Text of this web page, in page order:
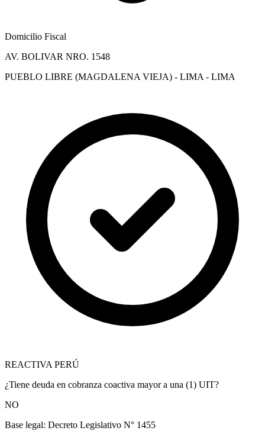
Domicilio Fiscal
AV. BOLIVAR NRO. 1548
PUEBLO LIBRE (MAGDALENA VIEJA) - LIMA - LIMA
REACTIVA PERÚ
¿Tiene deuda en cobranza coactiva mayor a una (1) UIT?
NO
Base legal: Decreto Legislativo N° 1455